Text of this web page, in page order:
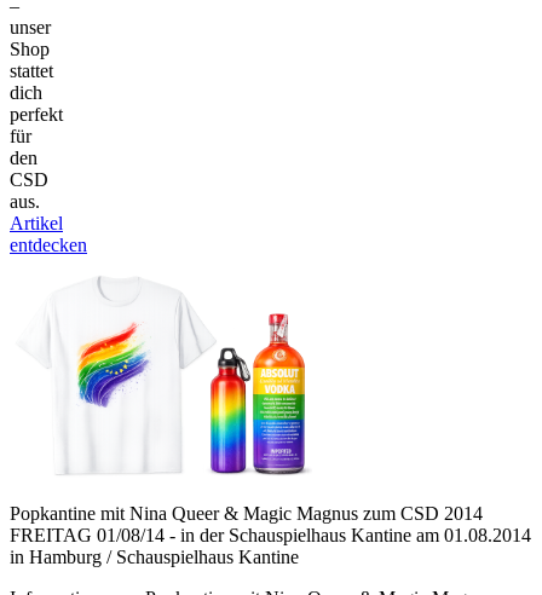
–
unser
Shop
stattet
dich
perfekt
für
den
CSD
aus.
Artikel
entdecken
Popkantine mit Nina Queer & Magic Magnus zum CSD 2014
FREITAG 01/08/14 - in der Schauspielhaus Kantine am 01.08.2014
in Hamburg / Schauspielhaus Kantine